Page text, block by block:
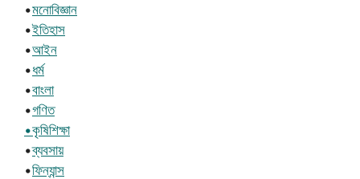
•মনোবিজ্ঞান
•ইতিহাস
•আইন
•ধর্ম
•বাংলা
•গণিত
•কৃষিশিক্ষা
•ব্যবসায়
•ফিন্যান্স